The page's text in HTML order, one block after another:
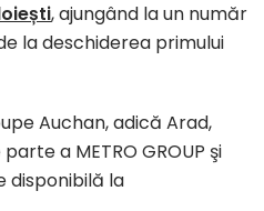
, ajungând la un număr
la deschiderea primului
Auchan, adică Arad,
a METRO GROUP şi
disponibilă la